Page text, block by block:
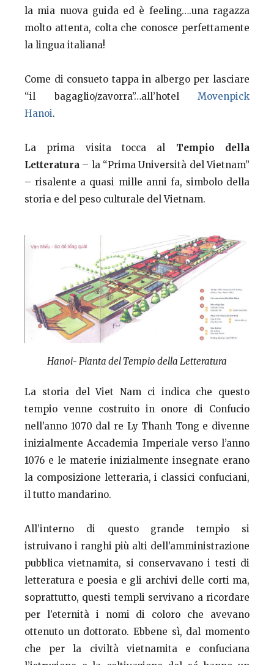
la mia nuova guida ed è feeling….una ragazza
molto attenta, colta che conosce perfettamente
la lingua italiana!
Come di consueto tappa in albergo per lasciare
“il bagaglio/zavorra”…all’hotel Movenpick
Hanoi.
La prima visita tocca al Tempio della
Letteratura – la “Prima Università del Vietnam”
– risalente a quasi mille anni fa, simbolo della
storia e del peso culturale del Vietnam.
Hanoi- Pianta del Tempio della Letteratura
La storia del Viet Nam ci indica che questo
tempio venne costruito in onore di Confucio
nell’anno 1070 dal re Ly Thanh Tong e divenne
inizialmente Accademia Imperiale verso l’anno
1076 e le materie inizialmente insegnate erano
la composizione letteraria, i classici confuciani,
il tutto mandarino.
All’interno di questo grande tempio si
istruivano i ranghi più alti dell’amministrazione
pubblica vietnamita, si conservavano i testi di
letteratura e poesia e gli archivi delle corti ma,
soprattutto, questi templi servivano a ricordare
per l’eternità i nomi di coloro che avevano
ottenuto un dottorato. Ebbene sì, dal momento
che per la civiltà vietnamita e confuciana